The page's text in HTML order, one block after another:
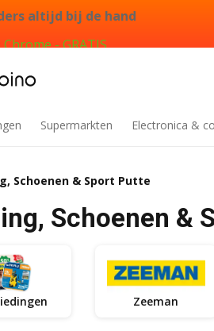
altijd bij de hand
- GRATIS
Supermarkten Electronica &
Schoenen & Sport Putte
Schoenen &
Zeeman